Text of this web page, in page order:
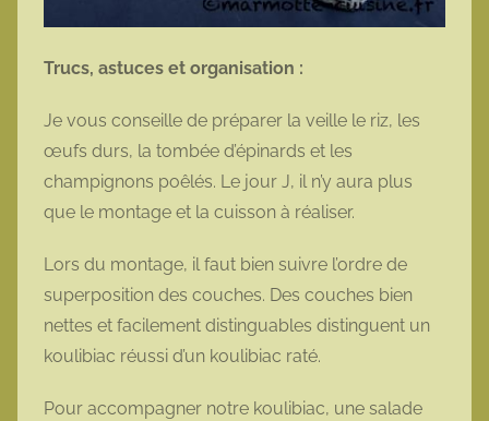
Trucs, astuces et organisation :
Je vous conseille de préparer la veille le riz, les
œufs durs, la tombée d’épinards et les
champignons poêlés. Le jour J, il n’y aura plus
que le montage et la cuisson à réaliser.
Lors du montage, il faut bien suivre l’ordre de
superposition des couches. Des couches bien
nettes et facilement distinguables distinguent un
koulibiac réussi d’un koulibiac raté.
Pour accompagner notre koulibiac, une salade